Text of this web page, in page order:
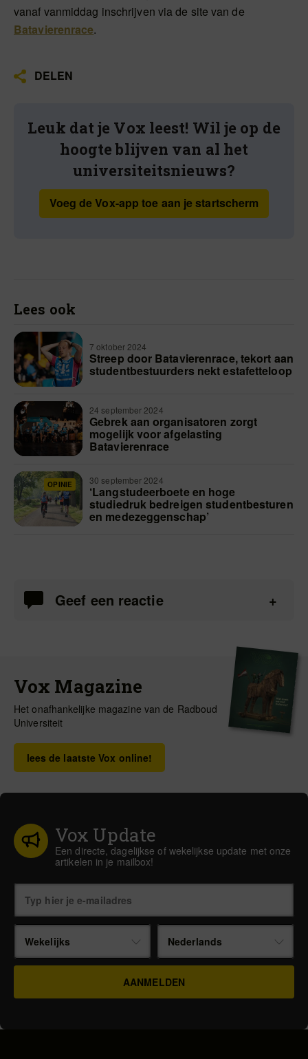
vanaf vanmiddag inschrijven via de site van de
Batavierenrace.
DELEN
Leuk dat je Vox leest! Wil je op de
hoogte blijven van al het
universiteitsnieuws?
Voeg de Vox-app toe aan je startscherm
Lees ook
7 oktober 2024
Streep door Batavierenrace, tekort aan
studentbestuurders nekt estafetteloop
24 september 2024
Gebrek aan organisatoren zorgt
mogelijk voor afgelasting
Batavierenrace
OPINIE 30 september 2024
‘Langstudeerboete en hoge
studiedruk bedreigen studentbesturen
en medezeggenschap’
Geef een reactie
Vox Magazine
Het onafhankelijke magazine van de Radboud
Universiteit
lees de laatste Vox online!
Vox Update
Een directe, dagelijkse of wekelijkse update met onze
artikelen in je mailbox!
Wekelijks Nederlands